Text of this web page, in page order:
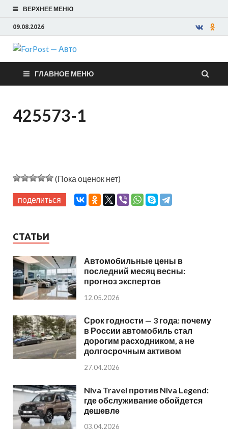
ВЕРХНЕЕ МЕНЮ
09.08.2026
ForPost —
Авто
ГЛАВНОЕ МЕНЮ
425573-1
(Пока оценок нет)
поделиться
СТАТЬИ
Автомобильные цены в
последний месяц весны:
прогноз экспертов
12.05.2026
Срок годности — 3 года: почему
в России автомобиль стал
дорогим расходником, а не
долгосрочным активом
27.04.2026
Niva Travel против Niva Legend:
где обслуживание обойдется
дешевле
03.04.2026